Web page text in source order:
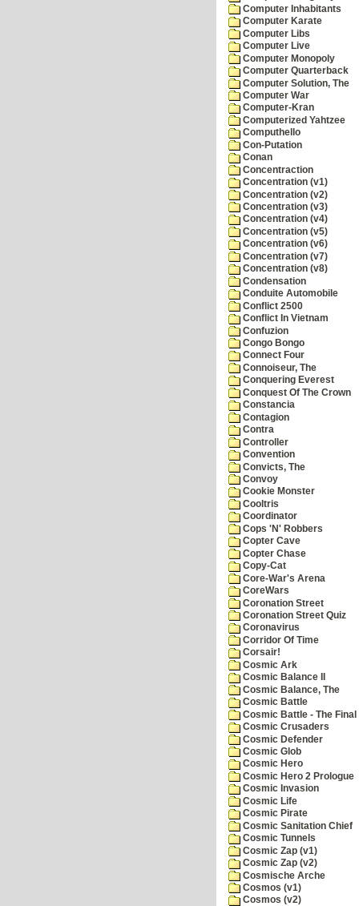
Computer Inhabitants
Computer Karate
Computer Libs
Computer Live
Computer Monopoly
Computer Quarterback
Computer Solution, The
Computer War
Computer-Kran
Computerized Yahtzee
Computhello
Con-Putation
Conan
Concentraction
Concentration (v1)
Concentration (v2)
Concentration (v3)
Concentration (v4)
Concentration (v5)
Concentration (v6)
Concentration (v7)
Concentration (v8)
Condensation
Conduite Automobile
Conflict 2500
Conflict In Vietnam
Confuzion
Congo Bongo
Connect Four
Connoiseur, The
Conquering Everest
Conquest Of The Crown
Constancia
Contagion
Contra
Controller
Convention
Convicts, The
Convoy
Cookie Monster
Cooltris
Coordinator
Cops 'N' Robbers
Copter Cave
Copter Chase
Copy-Cat
Core-War's Arena
CoreWars
Coronation Street
Coronation Street Quiz
Coronavirus
Corridor Of Time
Corsair!
Cosmic Ark
Cosmic Balance II
Cosmic Balance, The
Cosmic Battle
Cosmic Battle - The
Cosmic Crusaders
Cosmic Defender
Cosmic Glob
Cosmic Hero
Cosmic Hero 2 Prologue
Cosmic Invasion
Cosmic Life
Cosmic Pirate
Cosmic Sanitation Chief
Cosmic Tunnels
Cosmic Zap (v1)
Cosmic Zap (v2)
Cosmische Arche
Cosmos (v1)
Cosmos (v2)